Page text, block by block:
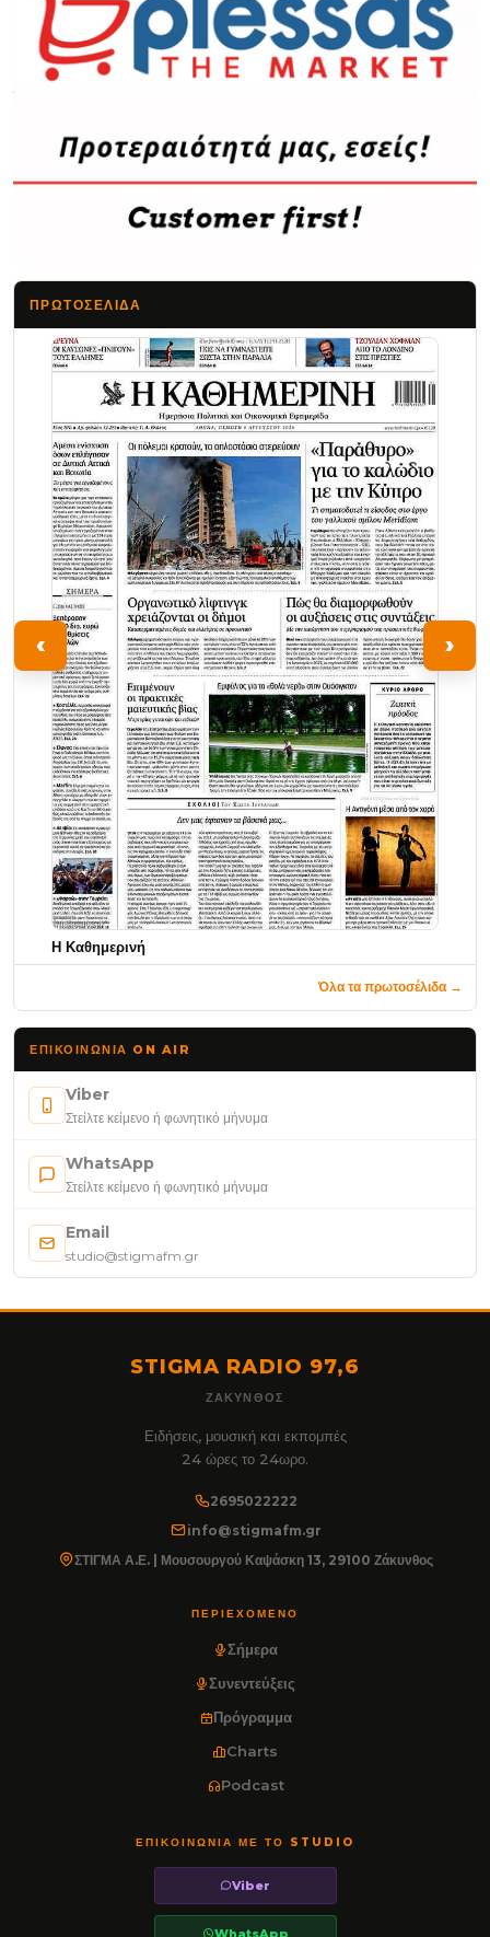
ΠΡΩΤΟΣΈΛΙΔΑ
‹
Η Καθημερινή
›
Όλα τα πρωτοσέλιδα →
ΕΠΙΚΟΙΝΩΝΊΑ ON AIR
Viber
Στείλτε κείμενο ή φωνητικό μήνυμα
WhatsApp
Στείλτε κείμενο ή φωνητικό μήνυμα
Email
studio@stigmafm.gr
STIGMA RADIO 97,6
ΖΆΚΥΝΘΟΣ
Ειδήσεις, μουσική και εκπομπές
24 ώρες το 24ωρο.
2695022222
info@stigmafm.gr
ΣΤΙΓΜΑ Α.Ε. | Μουσουργού Καψάσκη 13, 29100 Ζάκυνθος
ΠΕΡΙΕΧΌΜΕΝΟ
Σήμερα
Συνεντεύξεις
Πρόγραμμα
Charts
Podcast
ΕΠΙΚΟΙΝΩΝΊΑ ΜΕ ΤΟ STUDIO
Viber
WhatsApp